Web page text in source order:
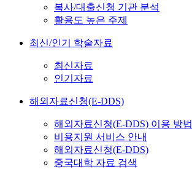
복사/대출신청 기관 분석
활용도 높은 주제
최신/인기 학술자료
최신자료
인기자료
해외자료신청(E-DDS)
해외자료신청(E-DDS) 이용 방법
비용지원 서비스 안내
해외자료신청(E-DDS)
중국대학 자료 검색